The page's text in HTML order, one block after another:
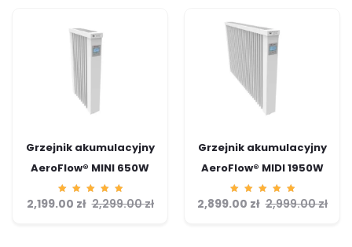
Grzejnik akumulacyjny
AeroFlow® MINI 650W
Ocenion
o2,299.00zł
2,199.00 zł
Grzejnik akumulacyjny
AeroFlow® MIDI 1950W
Ocenion
o2,999.00zł
2,899.00 zł